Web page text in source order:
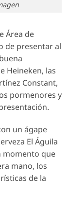
Área de
de presentar al
Heineken, las
Constant,
pormenores y
un ágape
El Águila
momento que
mano, los
de la